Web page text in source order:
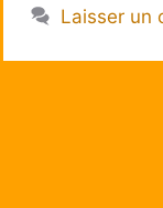
Laisser un